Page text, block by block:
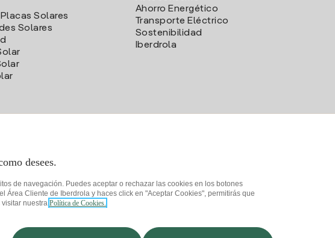
Solares
Solares
Ahorro Energético
Transporte Eléctrico
Sostenibilidad
Iberdrola
desees.
de navegación. Puedes aceptar o rechazar las cookies en los botones
Cliente de Iberdrola y haces click en "Aceptar Cookies", permitirás que
nuestra Política de Cookies.